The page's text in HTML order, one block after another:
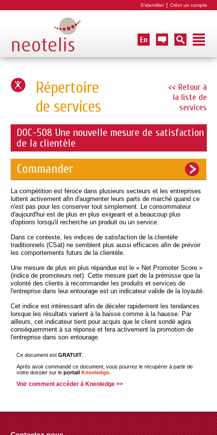
S'identifier Créer un compte
<< Retour à
la liste de
services
Répertoire
de services
DOC-508 Une nouvelle mesure de satisfaction
de la clientèle
Commander
La compétition est féroce dans plusieurs secteurs et les entreprises
luttent activement afin d'augmenter leurs parts de marché quand ce
n'est pas pour les conserver tout simplement. Le consommateur
d'aujourd'hui est de plus en plus exigeant et a beaucoup plus
d'options lorsqu'il recherche un produit ou un service.
Dans ce contexte, les indices de satisfaction de la clientèle
traditionnels (CSat) ne semblent plus aussi efficaces afin de prévoir
les comportements futurs de la clientèle.
Une mesure de plus en plus répandue est le « Net Promoter Score »
(indice de promoteurs net). Cette mesure part de la prémisse que la
volonté des clients à recommander les produits et services de
l'entreprise dans leur entourage est un indicateur valide de la loyauté.
Cet indice est intéressant afin de déceler rapidement les tendances
lorsque les résultats varient à la baisse comme à la hausse. Par
ailleurs, cet indicateur tient pour acquis que le client sondé agira
conséquemment à sa réponse et fera activement la promotion de
l'entreprise dans son entourage.
Ce document est GRATUIT.
Après avoir commandé ce document, vous pourrez le récupérer à partir de
votre dossier sur le portail Kneoledge.
Voir comment accéder à Kneoledge >>